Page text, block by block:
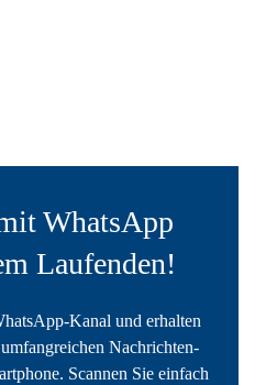
WhatsApp
Laufenden!
Kanal und erhalten
Nachrichten-
Scannen Sie einfach